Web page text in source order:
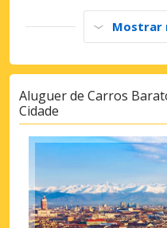
Mostrar
Aluguer de Carros
Cidade